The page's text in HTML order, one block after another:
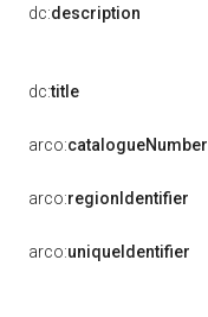
dc:description
dc:title
arco:catalogueNumber
arco:regionIdentifier
arco:uniqueIdentifier